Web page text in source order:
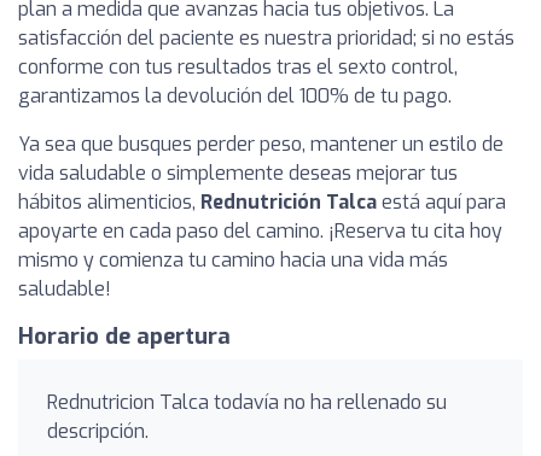
plan a medida que avanzas hacia tus objetivos. La
satisfacción del paciente es nuestra prioridad; si no estás
conforme con tus resultados tras el sexto control,
garantizamos la devolución del 100% de tu pago.
Ya sea que busques perder peso, mantener un estilo de
vida saludable o simplemente deseas mejorar tus
hábitos alimenticios, Rednutrición Talcaestá aquí para
apoyarte en cada paso del camino. ¡Reserva tu cita hoy
mismo y comienza tu camino hacia una vida más
saludable!
Horario de apertura
Rednutricion Talca todavía no ha rellenado su
descripción.